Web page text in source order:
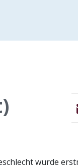
wurde